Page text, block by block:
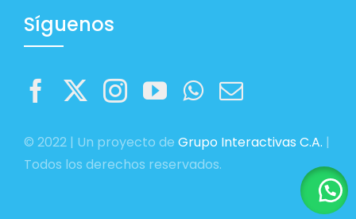
Síguenos
© 2022 | Un proyecto de Grupo Interactivas C.A. |
Todos los derechos reservados.